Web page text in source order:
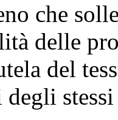
delle
del